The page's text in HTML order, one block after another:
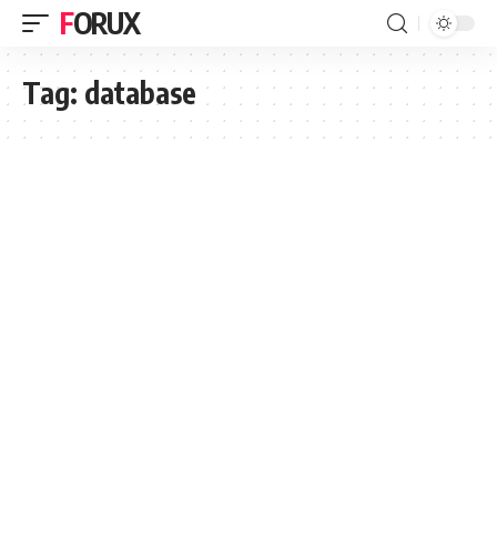
FORUX
Tag: database